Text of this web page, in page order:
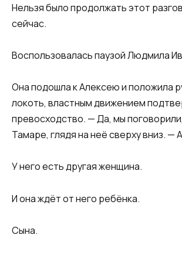
Нельзя было продолжать этот
сейчас.
Воспользовалась паузой Людмила
Она подошла к Алексею и положила
локоть, властным движением
превосходство. — Да, мы
Тамаре, глядя на неё сверху вниз. —
У него есть другая женщина.
И она ждёт от него ребёнка.
Сына.